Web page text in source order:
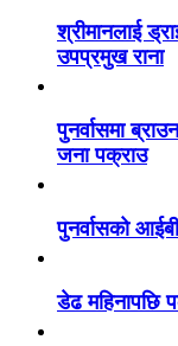
श्रीमानलाई
उपप्रमुख राना
पुनर्वासमा
जना पक्राउ
पुनर्वासको
डेढ महिनापछि